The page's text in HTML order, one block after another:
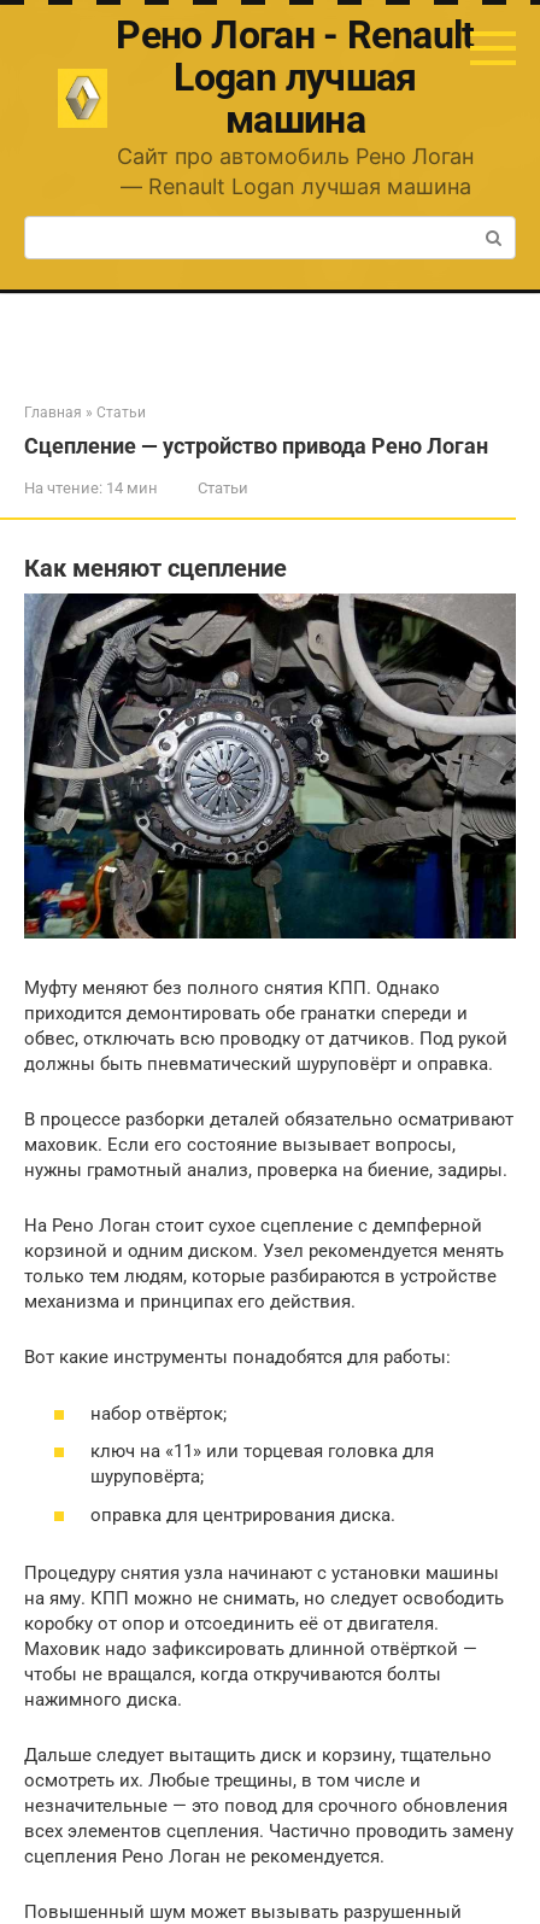
Перейти
Рено Логан - Renault
Logan лучшая
машина
Сайт про автомобиль Рено Логан
— Renault Logan лучшая машина
Поиск:
Главная » Статьи
Сцепление — устройство привода Рено Логан
На чтение: 14 мин Статьи
Как меняют сцепление
Муфту меняют без полного снятия КПП. Однако
приходится демонтировать обе гранатки спереди и
обвес, отключать всю проводку от датчиков. Под рукой
должны быть пневматический шуруповёрт и оправка.
В процессе разборки деталей обязательно осматривают
маховик. Если его состояние вызывает вопросы,
нужны грамотный анализ, проверка на биение, задиры.
На Рено Логан стоит сухое сцепление с демпферной
корзиной и одним диском. Узел рекомендуется менять
только тем людям, которые разбираются в устройстве
механизма и принципах его действия.
Вот какие инструменты понадобятся для работы:
набор отвёрток;
ключ на «11» или торцевая головка для
шуруповёрта;
оправка для центрирования диска.
Процедуру снятия узла начинают с установки машины
на яму. КПП можно не снимать, но следует освободить
коробку от опор и отсоединить её от двигателя.
Маховик надо зафиксировать длинной отвёрткой —
чтобы не вращался, когда откручиваются болты
нажимного диска.
Дальше следует вытащить диск и корзину, тщательно
осмотреть их. Любые трещины, в том числе и
незначительные — это повод для срочного обновления
всех элементов сцепления. Частично проводить замену
сцепления Рено Логан не рекомендуется.
Повышенный шум может вызывать разрушенный